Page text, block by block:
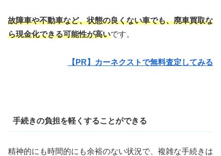
故障車や不動車など、状態の良くない車でも、廃車買取な
ら現金化できる可能性が高いです。
【PR】カーネクストで無料査定してみる
手続きの負担を軽くすることができる
精神的にも時間的にも余裕のない状況で、複雑な手続きは